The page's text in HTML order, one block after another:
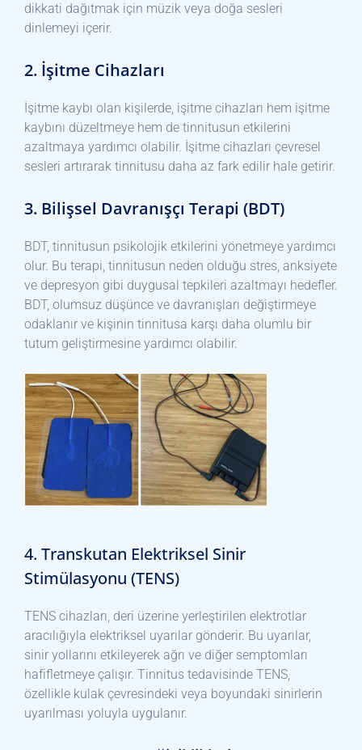
dikkati dağıtmak için müzik veya doğa sesleri
dinlemeyi içerir.
2. İşitme Cihazları
İşitme kaybı olan kişilerde, işitme cihazları hem işitme
kaybını düzeltmeye hem de tinnitusun etkilerini
azaltmaya yardımcı olabilir. İşitme cihazları çevresel
sesleri artırarak tinnitusu daha az fark edilir hale getirir.
3. Bilişsel Davranışçı Terapi (BDT)
BDT, tinnitusun psikolojik etkilerini yönetmeye yardımcı
olur. Bu terapi, tinnitusun neden olduğu stres, anksiyete
ve depresyon gibi duygusal tepkileri azaltmayı hedefler.
BDT, olumsuz düşünce ve davranışları değiştirmeye
odaklanır ve kişinin tinnitusa karşı daha olumlu bir
tutum geliştirmesine yardımcı olabilir.
4. Transkutan Elektriksel Sinir
Stimülasyonu (TENS)
TENS cihazları, deri üzerine yerleştirilen elektrotlar
aracılığıyla elektriksel uyarılar gönderir. Bu uyarılar,
sinir yollarını etkileyerek ağrı ve diğer semptomları
hafifletmeye çalışır. Tinnitus tedavisinde TENS,
özellikle kulak çevresindeki veya boyundaki sinirlerin
uyarılması yoluyla uygulanır.